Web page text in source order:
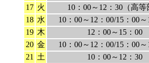
17 火
10：00～12：30（高等
18 水
10：00～12：00/15：00
19 木 12：00～15：00
20 金
10：00～12：00/15：00
21
土
10：00～12：30